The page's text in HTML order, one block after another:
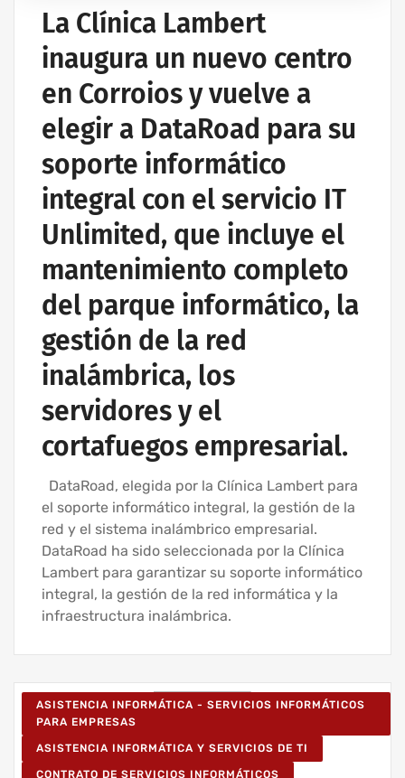
La Clínica Lambert
inaugura un nuevo centro
en Corroios y vuelve a
elegir a DataRoad para su
soporte informático
integral con el servicio IT
Unlimited, que incluye el
mantenimiento completo
del parque informático, la
gestión de la red
inalámbrica, los
servidores y el
cortafuegos empresarial.
DataRoad, elegida por la Clínica Lambert para
el soporte informático integral, la gestión de la
red y el sistema inalámbrico empresarial.
DataRoad ha sido seleccionada por la Clínica
Lambert para garantizar su soporte informático
integral, la gestión de la red informática y la
infraestructura inalámbrica.
ASISTENCIA INFORMÁTICA - SERVICIOS INFORMÁTICOS
PARA EMPRESAS
ASISTENCIA INFORMÁTICA Y SERVICIOS DE TI
CONTRATO DE SERVICIOS INFORMÁTICOS